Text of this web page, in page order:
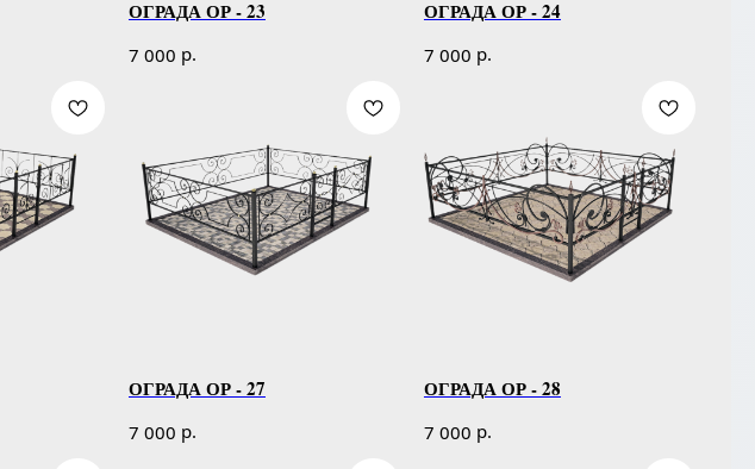
ОГРАДА ОР - 23
7 000 р.
ОГРАДА ОР - 24
7 000 р.
ОГРАДА ОР - 27
7 000 р.
ОГРАДА ОР - 28
7 000 р.